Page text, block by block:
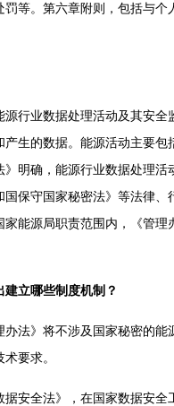
等。第六章附则，包括与
业数据处理活动及其安全
生的数据。能源活动主要
明确，能源行业数据处理
保守国家秘密法》等法律
能源局职责范围内，《管
立哪些制度机制？
》将不涉及国家秘密的能
要求。
全法》，在国家数据安全